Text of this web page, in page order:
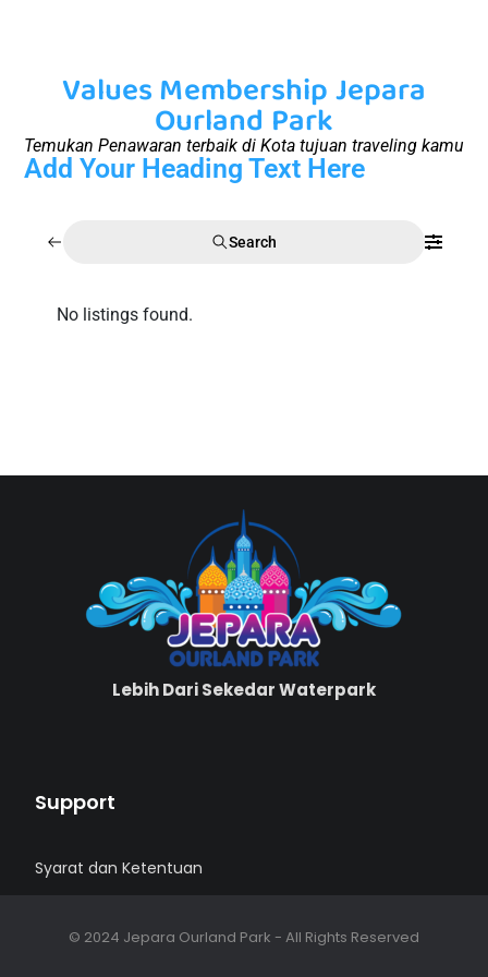
Values Membership Jepara
Ourland Park
Temukan Penawaran terbaik di Kota tujuan traveling kamu
Add Your Heading Text Here
Search
No listings found.
Lebih Dari Sekedar Waterpark
Support
Syarat dan Ketentuan
© 2024 Jepara Ourland Park - All Rights Reserved